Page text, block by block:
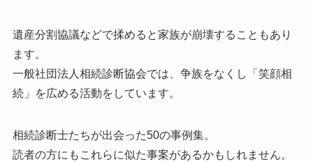
遺産分割協議などで揉めると家族が崩壊することもあり
ます。
一般社団法人相続診断協会では、争族をなくし「笑顔相
続」を広める活動をしています。
相続診断士たちが出会った50の事例集。
読者の方にもこれらに似た事案があるかもしれません。